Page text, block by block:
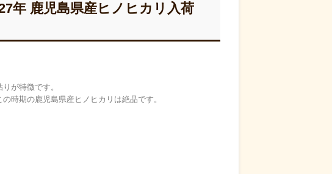
年 鹿児島県産ヒノヒカリ入荷
が特徴です。
時期の鹿児島県産ヒノヒカリは絶品です。